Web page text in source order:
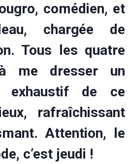
comédien, et
chargée de
Tous les quatre
me dresser un
exhaustif de ce
rafraîchissant
Attention, le
c’est jeudi !